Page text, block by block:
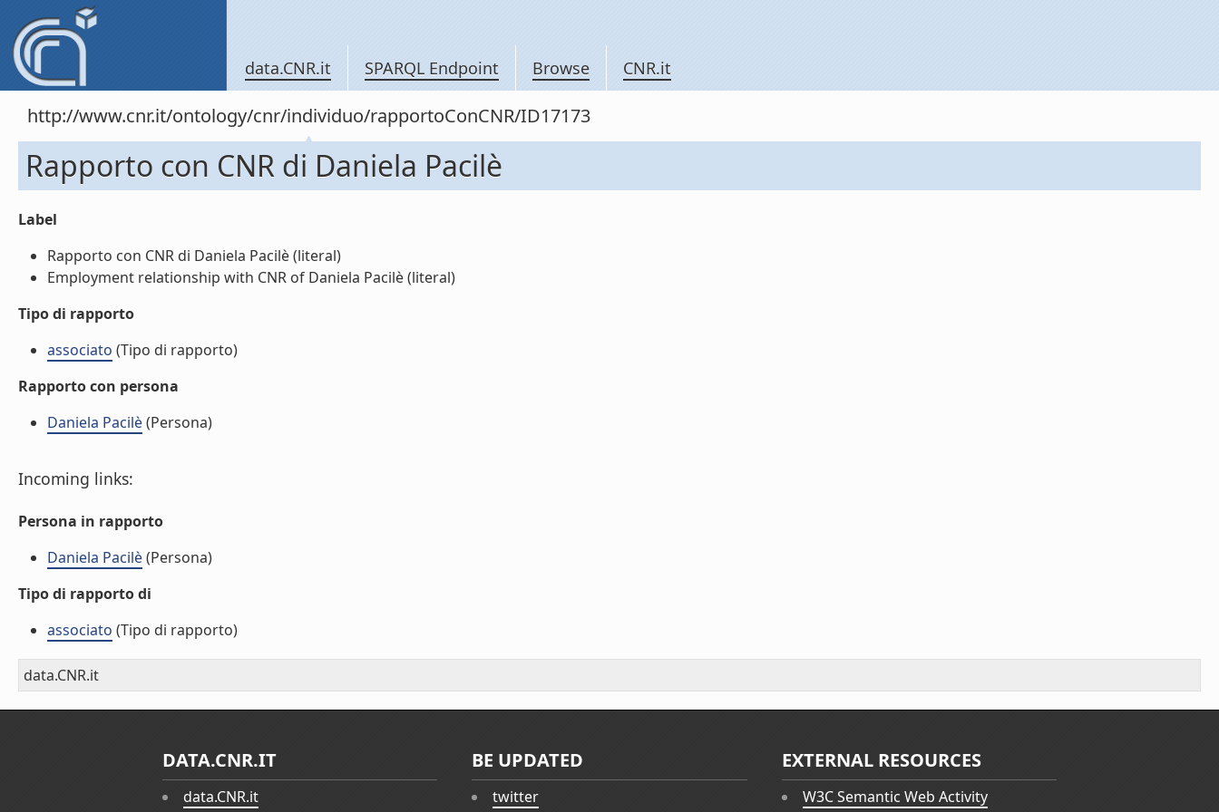
data.CNR.it SPARQL Endpoint Browse CNR.it
http://www.cnr.it/ontology/cnr/individuo/rapportoConCNR/ID17173
Rapporto con CNR di Daniela Pacilè
Label
Rapporto con CNR di Daniela Pacilè (literal)
Employment relationship with CNR of Daniela Pacilè (literal)
Tipo di rapporto
associato (Tipo di rapporto)
Rapporto con persona
Daniela Pacilè(Persona)
Incoming links:
Persona in rapporto
Daniela Pacilè(Persona)
Tipo di rapporto di
associato (Tipo di rapporto)
data.CNR.it
DATA.CNR.IT
data.CNR.it
BE UPDATED
twitter
EXTERNAL RESOURCES
W3C Semantic Web Activity